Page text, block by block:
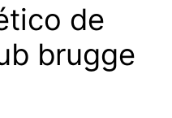
de
brugge